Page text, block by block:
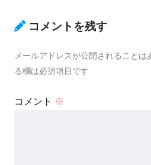
コメントを残す
メールアドレスが公開されることは
る欄は必須項目です
コメント ※